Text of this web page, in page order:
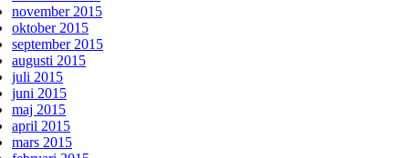
november 2015
oktober 2015
september 2015
augusti 2015
juli 2015
juni 2015
maj 2015
april 2015
mars 2015